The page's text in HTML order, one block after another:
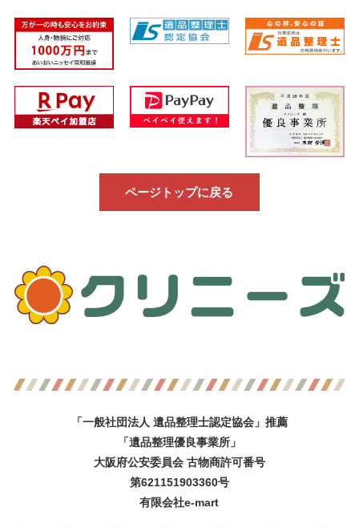
ページトップに戻る
「一般社団法人 遺品整理士認定協会」推薦
「遺品整理優良事業所」
大阪府公安委員会 古物商許可番号
第621151903360号
有限会社e-mart